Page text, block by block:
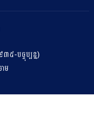
៥-បច្ចុប្បន្ន)
ម